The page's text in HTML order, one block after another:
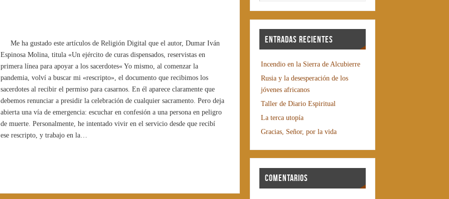
Me ha gustado este artículos de Religión Digital que el autor, Dumar Iván
Espinosa Molina, titula «Un ejército de curas dispensados, reservistas en
primera línea para apoyar a los sacerdotes« Yo mismo, al comenzar la
pandemia, volví a buscar mi «rescripto», el documento que recibimos los
sacerdotes al recibir el permiso para casarnos. En él aparece claramente que
debemos renunciar a presidir la celebración de cualquier sacramento. Pero deja
abierta una vía de emergencia: escuchar en confesión a una persona en peligro
de muerte. Personalmente, he intentado vivir en el servicio desde que recibí
ese rescripto, y trabajo en la…
Entradas recientes
Incendio en la Sierra de Alcubierre
Rusia y la desesperación de los
jóvenes africanos
Taller de Diario Espiritual
La terca utopía
Gracias, Señor, por la vida
Comentarios